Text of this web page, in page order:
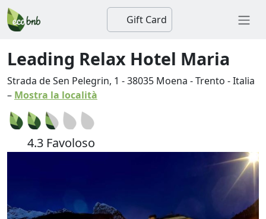
Gift Card
Leading Relax Hotel Maria
Strada de Sen Pelegrin, 1 -38035 Moena -Trento -Italia
– Mostra la località
4.3 Favoloso